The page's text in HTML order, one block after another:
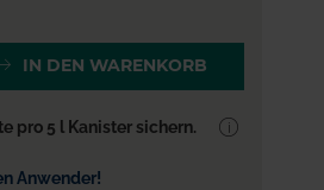
IN DEN WARENKORB
pro 5 l Kanister sichern.
Anwender!